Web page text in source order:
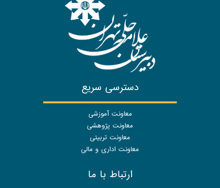
دسترسی سریع
معاونت آموزشی
معاونت پژوهشی
معاونت تربیتی
معاونت اداری و مالی
ارتباط با ما